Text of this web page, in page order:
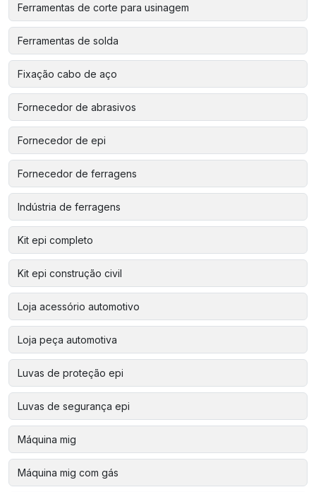
Ferramentas de corte para usinagem
Ferramentas de solda
Fixação cabo de aço
Fornecedor de abrasivos
Fornecedor de epi
Fornecedor de ferragens
Indústria de ferragens
Kit epi completo
Kit epi construção civil
Loja acessório automotivo
Loja peça automotiva
Luvas de proteção epi
Luvas de segurança epi
Máquina mig
Máquina mig com gás